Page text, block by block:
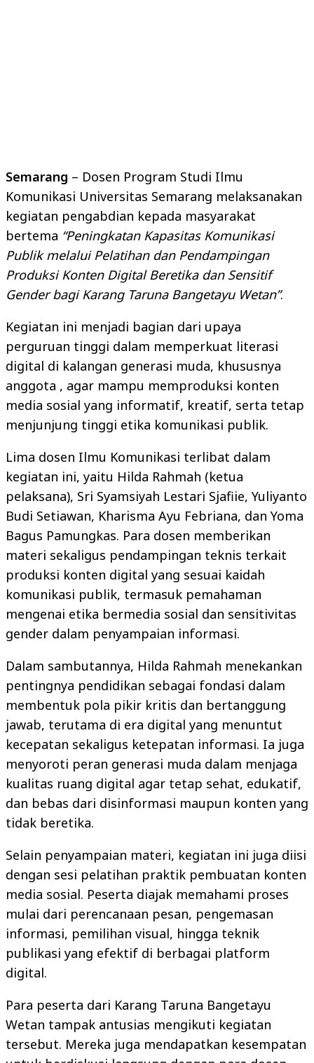
Semarang – Dosen Program Studi Ilmu
Komunikasi Universitas Semarang melaksanakan
kegiatan pengabdian kepada masyarakat
bertema “Peningkatan Kapasitas Komunikasi
Publik melalui Pelatihan dan Pendampingan
Produksi Konten Digital Beretika dan Sensitif
Gender bagi Karang Taruna Bangetayu Wetan”.
Kegiatan ini menjadi bagian dari upaya
perguruan tinggi dalam memperkuat literasi
digital di kalangan generasi muda, khususnya
anggota , agar mampu memproduksi konten
media sosial yang informatif, kreatif, serta tetap
menjunjung tinggi etika komunikasi publik.
Lima dosen Ilmu Komunikasi terlibat dalam
kegiatan ini, yaitu Hilda Rahmah (ketua
pelaksana), Sri Syamsiyah Lestari Sjafiie, Yuliyanto
Budi Setiawan, Kharisma Ayu Febriana, dan Yoma
Bagus Pamungkas. Para dosen memberikan
materi sekaligus pendampingan teknis terkait
produksi konten digital yang sesuai kaidah
komunikasi publik, termasuk pemahaman
mengenai etika bermedia sosial dan sensitivitas
gender dalam penyampaian informasi.
Dalam sambutannya, Hilda Rahmah menekankan
pentingnya pendidikan sebagai fondasi dalam
membentuk pola pikir kritis dan bertanggung
jawab, terutama di era digital yang menuntut
kecepatan sekaligus ketepatan informasi. Ia juga
menyoroti peran generasi muda dalam menjaga
kualitas ruang digital agar tetap sehat, edukatif,
dan bebas dari disinformasi maupun konten yang
tidak beretika.
Selain penyampaian materi, kegiatan ini juga diisi
dengan sesi pelatihan praktik pembuatan konten
media sosial. Peserta diajak memahami proses
mulai dari perencanaan pesan, pengemasan
informasi, pemilihan visual, hingga teknik
publikasi yang efektif di berbagai platform
digital.
Para peserta dari Karang Taruna Bangetayu
Wetan tampak antusias mengikuti kegiatan
tersebut. Mereka juga mendapatkan kesempatan